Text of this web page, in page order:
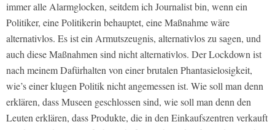
immer alle Alarmglocken, seitdem ich Journalist bin, wenn ein
Politiker, eine Politikerin behauptet, eine Maßnahme wäre
alternativlos. Es ist ein Armutszeugnis, alternativlos zu sagen, und
auch diese Maßnahmen sind nicht alternativlos. Der Lockdown ist
nach meinem Dafürhalten von einer brutalen Phantasielosigkeit,
wie’s einer klugen Politik nicht angemessen ist. Wie soll man denn
erklären, dass Museen geschlossen sind, wie soll man denn den
Leuten erklären, dass Produkte, die in den Einkaufszentren verkauft